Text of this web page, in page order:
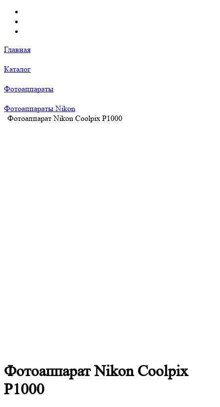
Главная
Каталог
Фотоаппараты
Фотоаппараты Nikon
Фотоаппарат Nikon Coolpix P1000
Фотоаппарат Nikon Coolpix
P1000